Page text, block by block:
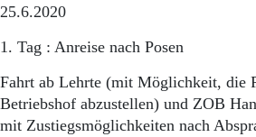
25.6.2020
1. Tag : Anreise nach Posen
Fahrt ab Lehrte (mit Möglichkeit, die
Betriebshof abzustellen) und ZOB
mit Zustiegsmöglichkeiten nach